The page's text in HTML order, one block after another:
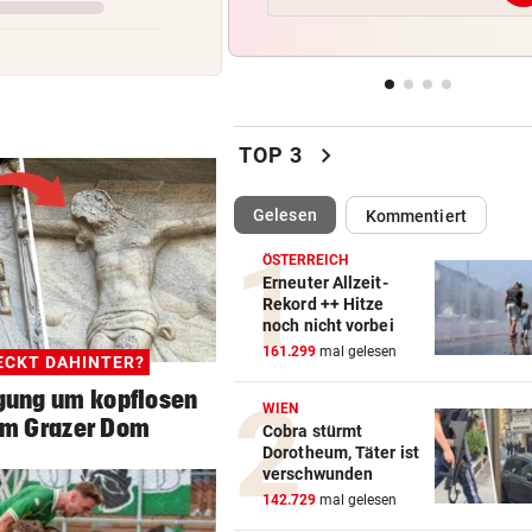
DAHINTER?
um kopflosen
Grazer Dom
Frau bekam in Italien
Dürre bringt jetzt auch
Schlachthöfe ans Limit
STATT SCHACHGENIE
András Baka soll neuer
Ungarns werden
AUFSTEIGER WILL DUO vor
Transfer-Hammer um
TOP 3 chevron_right
Gelesen(ausgewählt)Kommentiert
ÖSTERREICH
Erneuter Allzeit-
Rekord ++ Hitze
noch nicht vorbei
161.299 mal gelesen
WIEN
Cobra stürmt
Dorotheum, Täter ist
verschwunden
142.729 mal gelesen